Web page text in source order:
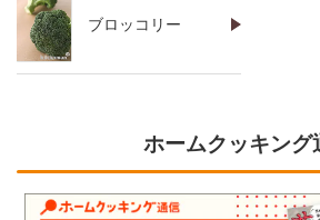
ブロッコリー
ホームクッキング